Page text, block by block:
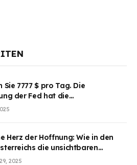
Sie 7777 $ pro Tag. Die
der Fed hat die
des Marktes erregt.
Herz der Hoffnung: Wie in den
die unsichtbaren
Kriegesheilen
2025